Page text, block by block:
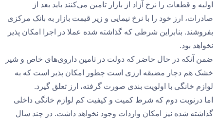
اولیه و قطعات را نرخ آزاد از بازار تامین می‌کنند باید بعد از
صادرات، ارز خود را با نرخ نیمایی و زیر قیمت بازار به بانک مرکزی
بفروشند. بنابراین شرطی که گذاشته شده عملا در اجرا امکان پذیر
نخواهد بود.
ضمن آنکه در حال حاضر که دولت در تامین داروی‌های خاص و شیر
خشک هم دچار مضیقه ارزی است چطور امکان پذیر است که به
لوازم خانگی با اولویت بندی صورت گرفته، ارز تعلق گیرد.
اما درنوبت دوم که شرط کمیت و کیفیت کم لوازم خانگی داخلی
گذاشته شده نیز امکان واردات وجود نخواهد داشت. در چند سال